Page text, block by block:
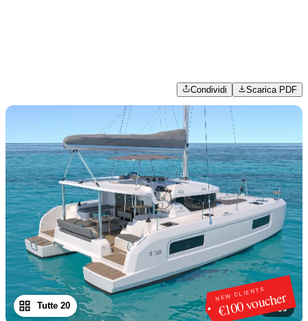
Condividi Scarica PDF
NEW CLIENTS
€100 voucher
1/20
Tutte 20